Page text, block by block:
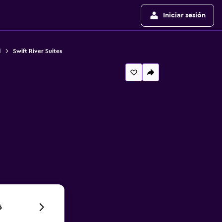
Iniciar sesión
Swift River Suites